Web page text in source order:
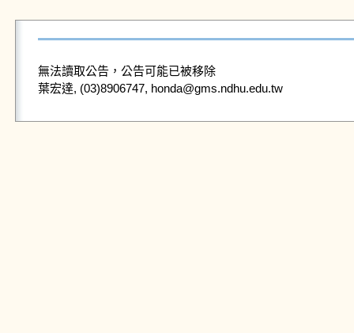
無法讀取公告，公告可能已被移除
葉宏達, (03)8906747, honda@gms.ndhu.edu.tw